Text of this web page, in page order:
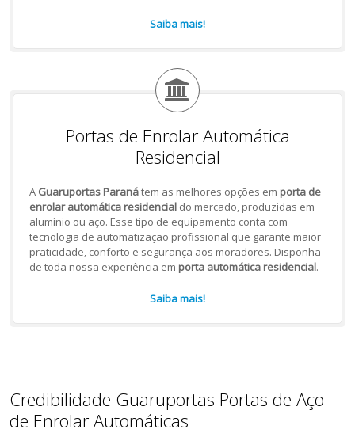
Saiba mais!
Portas de Enrolar Automática
Residencial
A Guaruportas Paranátem as melhores opções em porta de
enrolar automática residencialdo mercado, produzidas em
alumínio ou aço. Esse tipo de equipamento conta com
tecnologia de automatização profissional que garante maior
praticidade, conforto e segurança aos moradores. Disponha
de toda nossa experiência em porta automática residencial.
Saiba mais!
Credibilidade Guaruportas Portas de Aço
de Enrolar Automáticas